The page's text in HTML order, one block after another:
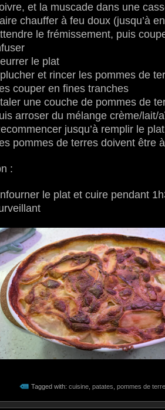
et la muscade dans une
chauffer à feu doux (jusqu’à
le frémissement, puis
le plat
et rincer les pommes de
couper en fines tranches
une couche de pommes de
arroser du mélange crème/lait/
jusqu’à remplir le plat
pommes de terres doivent être
:
le plat et cuire pendant
Tagged with: cuisine patates pommes de terre